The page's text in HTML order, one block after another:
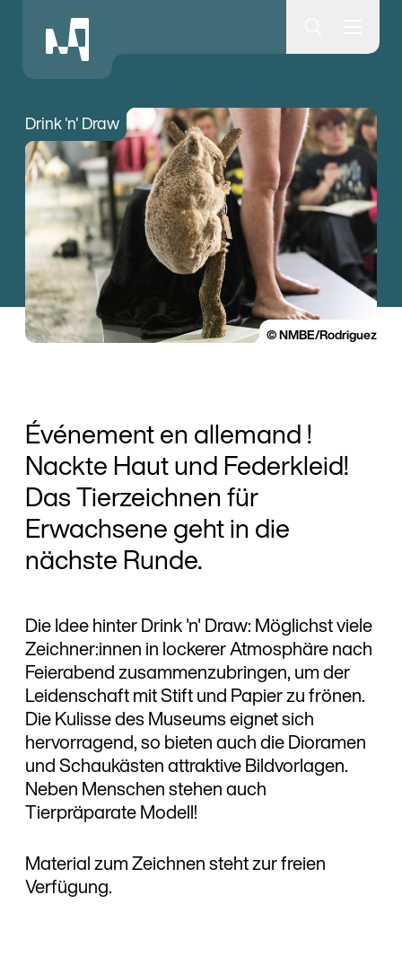
Museumsquartier Bern
Drink 'n' Draw
© NMBE/Rodriguez
Événement en allemand !
Nackte Haut und Federkleid!
Das Tierzeichnen für
Erwachsene geht in die
nächste Runde.
Die Idee hinter Drink 'n' Draw: Möglichst viele
Zeichner:innen in lockerer Atmosphäre nach
Feierabend zusammenzubringen, um der
Leidenschaft mit Stift und Papier zu frönen.
Die Kulisse des Museums eignet sich
hervorragend, so bieten auch die Dioramen
und Schaukästen attraktive Bildvorlagen.
Neben Menschen stehen auch
Tierpräparate Modell!
Material zum Zeichnen steht zur freien
Verfügung.